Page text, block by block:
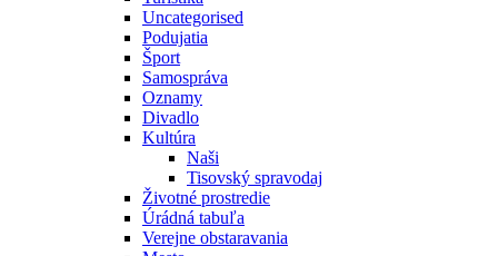
Uncategorised
Podujatia
Šport
Samospráva
Oznamy
Divadlo
Kultúra
Naši
Tisovský spravodaj
Životné prostredie
Úrádná tabuľa
Verejne obstaravania